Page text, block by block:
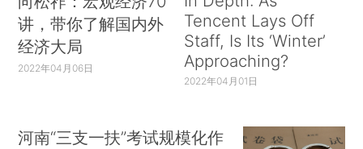
讲，带你了解国内外
经济大局
2022年04月06日
Tencent Lays Off
Staff, Is Its ‘Winter’
Approaching?
2022年04月01日
河南“三支一扶”考试规模化作